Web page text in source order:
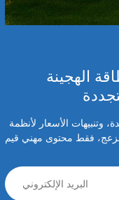
الهجينة
وتنبيهات الأسعار لأنظمة
مزعج، فقط محتوى مهني قيم